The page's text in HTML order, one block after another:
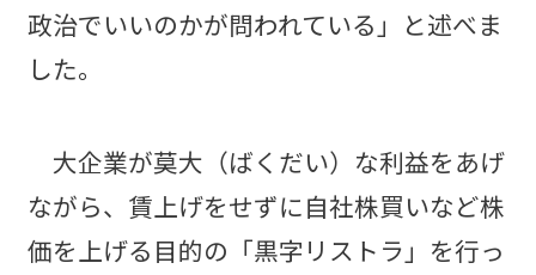
政治でいいのかが問われている」と述べま
した。
大企業が莫大（ばくだい）な利益をあげ
ながら、賃上げをせずに自社株買いなど株
価を上げる目的の「黒字リストラ」を行っ